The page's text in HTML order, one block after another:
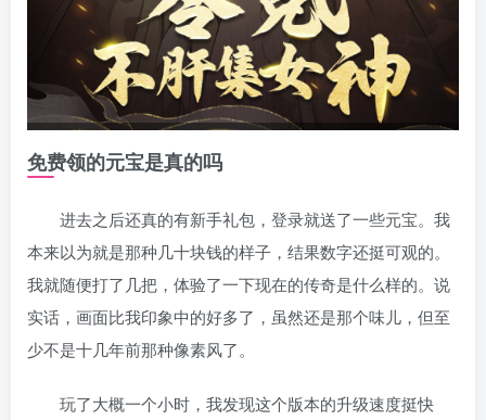
免费领的元宝是真的吗
进去之后还真的有新手礼包，登录就送了一些元宝。我
本来以为就是那种几十块钱的样子，结果数字还挺可观的。
我就随便打了几把，体验了一下现在的传奇是什么样的。说
实话，画面比我印象中的好多了，虽然还是那个味儿，但至
少不是十几年前那种像素风了。
玩了大概一个小时，我发现这个版本的升级速度挺快